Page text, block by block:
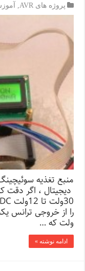
پروژه های AVR
ولت که …
ادامه نوشته »